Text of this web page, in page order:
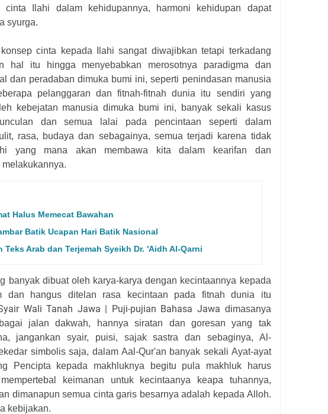
cinta Ilahi dalam kehidupannya, harmoni kehidupan dapat
syurga.
cinta kepada Ilahi sangat diwajibkan tetapi terkadang
hal itu hingga menyebabkan merosotnya paradigma dan
dan peradaban dimuka bumi ini, seperti penindasan manusia
pelanggaran dan fitnah-fitnah dunia itu sendiri yang
kebejatan manusia dimuka bumi ini, banyak sekali kasus
dan semua lalai pada pencintaan seperti dalam
rasa, budaya dan sebagainya, semua terjadi karena tidak
yang mana akan membawa kita dalam kearifan dan
Halus Memecat Bawahan
Batik Ucapan Hari Batik Nasional
Teks Arab dan Terjemah Syeikh Dr. 'Aidh Al-Qarni
banyak dibuat oleh karya-karya dengan kecintaannya kepada
dan hangus ditelan rasa kecintaan pada fitnah dunia itu
Wali Tanah Jawa | Puji-pujian Bahasa Jawa dimasanya
jalan dakwah, hannya siratan dan goresan yang tak
jangankan syair, puisi, sajak sastra dan sebaginya, Al-
simbolis saja, dalam Aal-Qur'an banyak sekali Ayat-ayat
Pencipta kepada makhluknya begitu pula makhluk harus
keimanan untuk kecintaanya keapa tuhannya,
dimanapun semua cinta garis besarnya adalah kepada Alloh.
kebijakan.